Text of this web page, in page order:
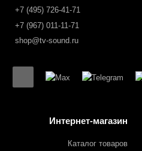
+7 (495) 726-41-71
+7 (967) 011-11-71
shop@tv-sound.ru
Интернет-магазин
Каталог товаров